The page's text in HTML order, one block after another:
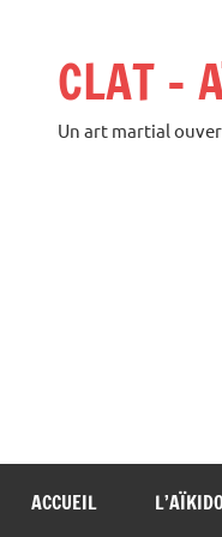
contenuCLAT –
Un art martial
ACCUEIL L’AÏKIDO